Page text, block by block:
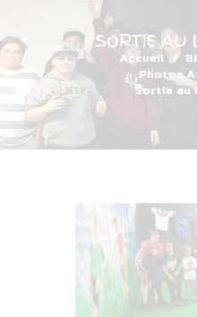
SORTIE AU
Accueil
Photos
Sortie au